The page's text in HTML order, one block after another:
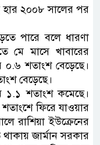
২০০৮ সালের পর
পারে বলে ধারণা
মে মাসে খাবারের
শতাংশ বেড়েছে।
বেড়েছে।
১.১ শতাংশ কমেছে।
ফিরে যাওয়ার
রাশিয়া ইউক্রেনের
জার্মান সরকার